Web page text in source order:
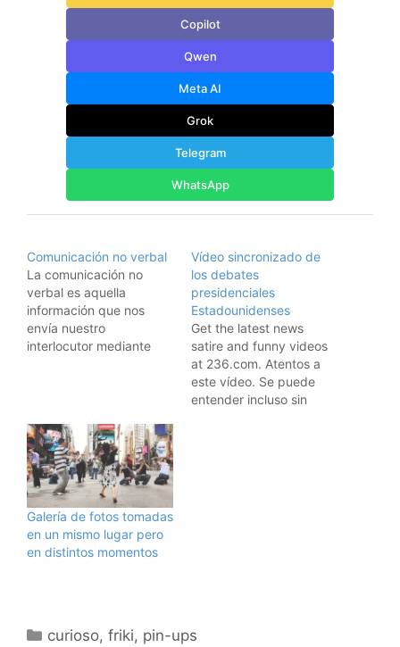
Copilot
Qwen
Meta AI
Grok
Telegram
WhatsApp
Comunicación no verbal
La comunicación no
verbal es aquella
información que nos
envía nuestro
interlocutor mediante
por lo que dice
verbalmente, sino
también por lo que nos
dice su cuerpo y su
postura. Y a veces,
ambas son…
Vídeo sincronizado de
los debates
presidenciales
Estadounidenses
Get the latest news
satire and funny videos
at 236.com. Atentos a
este vídeo. Se puede
entender incluso sin
Galería de fotos tomadas
en un mismo lugar pero
en distintos momentos
Categorías
curioso,friki, pin-ups